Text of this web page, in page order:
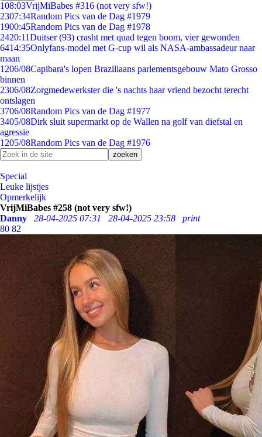
108:03VrijMiBabes #316 (not very sfw!)
2307:34Random Pics van de Dag #1979
1900:45Random Pics van de Dag #1978
2420:11Duitser (93) crasht met quad tegen boom, vier gewonden
6414:35Onlyfans-model met G-cup wil als NASA-ambassadeur naar
maan
1206/08Capibara's lopen Braziliaans parlementsgebouw Mato Grosso
binnen
2306/08Zorgmedewerkster die 's nachts haar vriend bezocht terecht
ontslagen
3706/08Random Pics van de Dag #1977
3405/08Dirk sluit supermarkt op de Wallen na golf van diefstal en
agressie
1205/08Random Pics van de Dag #1976
Special
Leuke lijstjes
Opmerkelijk
VrijMiBabes #258 (not very sfw!)
Danny
28-04-2025 07:31 28-04-2025 23:58
print
80 82